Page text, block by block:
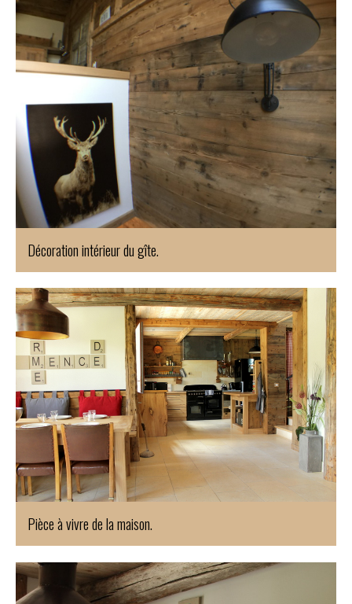
Décoration intérieur du gîte.
Pièce à vivre de la maison.